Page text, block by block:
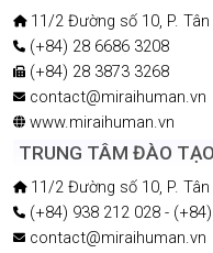
11/2 Đường số 10, P. Tân
(+84) 28 6686 3208
(+84) 28 3873 3268
contact@miraihuman.vn
www.miraihuman.vn
TRUNG TÂM ĐÀO
11/2 Đường số 10, P. Tân
(+84) 938 212 028 -
contact@miraihuman.vn